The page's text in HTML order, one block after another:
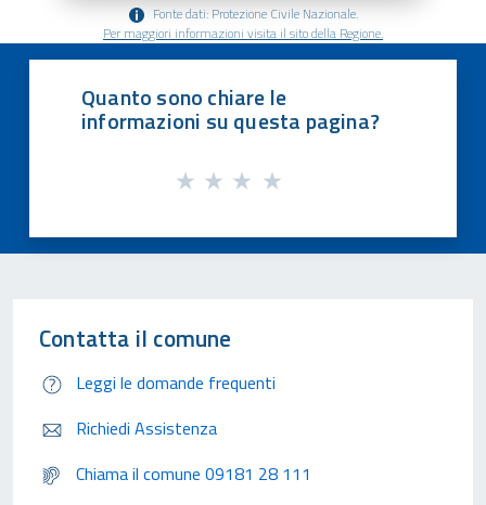
Fonte dati: Protezione Civile Nazionale.
Per maggiori informazioni visita il sito della Regione.
Quanto sono chiare le
informazioni su questa pagina?
Contatta il comune
Leggi le domande frequenti
Richiedi Assistenza
Chiama il comune 09181 28 111